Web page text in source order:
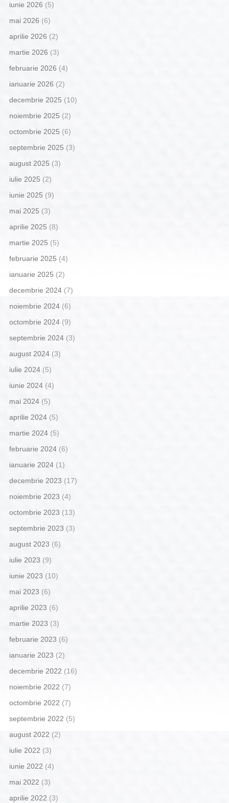
iunie 2026 (5)
mai 2026 (6)
aprilie 2026 (2)
martie 2026 (3)
februarie 2026 (4)
ianuarie 2026 (2)
decembrie 2025 (10)
noiembrie 2025 (2)
octombrie 2025 (6)
septembrie 2025 (3)
august 2025 (3)
iulie 2025 (2)
iunie 2025 (9)
mai 2025 (3)
aprilie 2025 (8)
martie 2025 (5)
februarie 2025 (4)
ianuarie 2025 (2)
decembrie 2024(7)
noiembrie 2024(6)
octombrie 2024(9)
septembrie 2024(3)
august 2024(3)
iulie 2024(5)
iunie 2024(4)
mai 2024(5)
aprilie 2024(5)
martie 2024(5)
februarie 2024(6)
ianuarie 2024(1)
decembrie 2023 (17)
noiembrie 2023 (4)
octombrie 2023 (13)
septembrie 2023 (3)
august 2023 (6)
iulie 2023 (9)
iunie 2023 (10)
mai 2023 (6)
aprilie 2023 (6)
martie 2023 (3)
februarie 2023 (6)
ianuarie 2023 (2)
decembrie 2022 (16)
noiembrie 2022 (7)
octombrie 2022 (7)
septembrie 2022 (5)
august 2022 (2)
iulie 2022 (3)
iunie 2022 (4)
mai 2022 (3)
aprilie 2022 (3)